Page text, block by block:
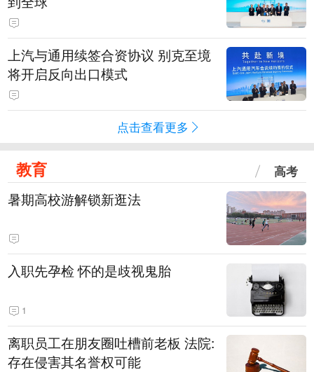
上汽与通用续签合资协议 别克至境
将开启反向出口模式
点击查看更多
教育 高考
暑期高校游解锁新逛法
入职先孕检 怀的是歧视鬼胎
1
离职员工在朋友圈吐槽前老板 法院:
存在侵害其名誉权可能